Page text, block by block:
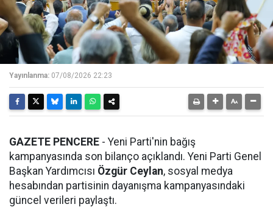
Yayınlanma: 07/08/2026 22:23
GAZETE PENCERE - Yeni Parti'nin bağış
kampanyasında son bilanço açıklandı. Yeni Parti Genel
Başkan Yardımcısı Özgür Ceylan, sosyal medya
hesabından partisinin dayanışma kampanyasındaki
güncel verileri paylaştı.